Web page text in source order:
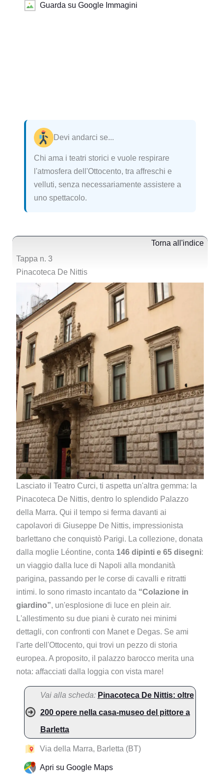
Guarda su Google Immagini
Devi andarci se...
Chi ama i teatri storici e vuole respirare
l'atmosfera dell'Ottocento, tra affreschi e
velluti, senza necessariamente assistere a
uno spettacolo.
Tappa n. 3
Torna all'indice
Pinacoteca De Nittis
Lasciato il Teatro Curci, ti aspetta un'altra gemma: la
Pinacoteca De Nittis, dentro lo splendido Palazzo
della Marra. Qui il tempo si ferma davanti ai
capolavori di Giuseppe De Nittis, impressionista
barlettano che conquistò Parigi. La collezione, donata
dalla moglie Léontine, conta 146 dipinti e 65 disegni:
un viaggio dalla luce di Napoli alla mondanità
parigina, passando per le corse di cavalli e ritratti
intimi. Io sono rimasto incantato da “Colazione in
giardino”, un'esplosione di luce en plein air.
L'allestimento su due piani è curato nei minimi
dettagli, con confronti con Manet e Degas. Se ami
l'arte dell'Ottocento, qui trovi un pezzo di storia
europea. A proposito, il palazzo barocco merita una
nota: affacciati dalla loggia con vista mare!
Vai alla scheda: Pinacoteca De Nittis: oltre
200 opere nella casa-museo del pittore a
Barletta
Via della Marra, Barletta (BT)
Apri su Google Maps